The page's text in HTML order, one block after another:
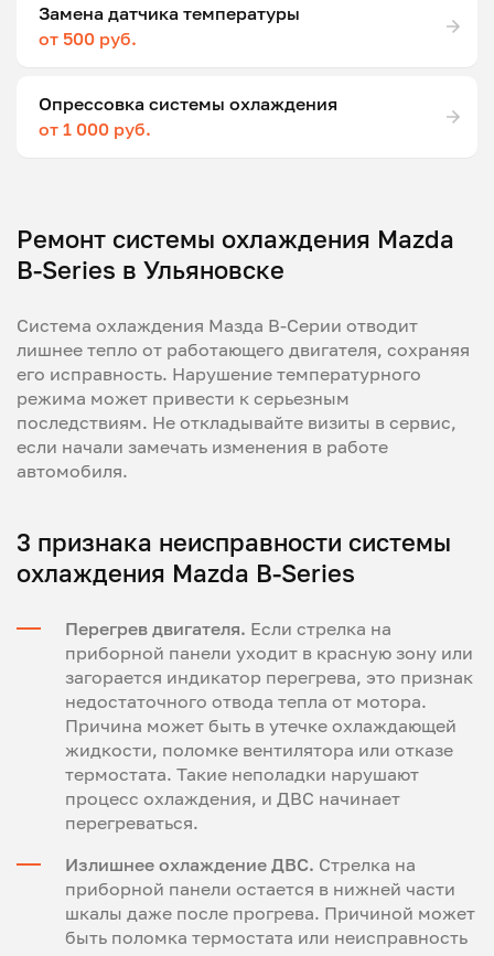
Замена датчика температуры
от 500 руб.
Опрессовка системы охлаждения
от 1 000 руб.
Ремонт системы охлаждения Mazda
B-Series в Ульяновске
Система охлаждения Мазда B-Серии отводит
лишнее тепло от работающего двигателя, сохраняя
его исправность. Нарушение температурного
режима может привести к серьезным
последствиям. Не откладывайте визиты в сервис,
если начали замечать изменения в работе
автомобиля.
3 признака неисправности системы
охлаждения Mazda B-Series
Перегрев двигателя. Если стрелка на
приборной панели уходит в красную зону или
загорается индикатор перегрева, это признак
недостаточного отвода тепла от мотора.
Причина может быть в утечке охлаждающей
жидкости, поломке вентилятора или отказе
термостата. Такие неполадки нарушают
процесс охлаждения, и ДВС начинает
перегреваться.
Излишнее охлаждение ДВС. Стрелка на
приборной панели остается в нижней части
шкалы даже после прогрева. Причиной может
быть поломка термостата или неисправность